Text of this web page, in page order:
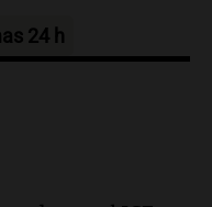
sacude a
24 h